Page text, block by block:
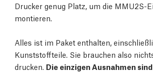
Drucker genug Platz, um die MMU2S-
montieren.
Alles ist im Paket enthalten,
Kunststoffteile. Sie brauchen also
drucken. Die einzigen Ausnahmen